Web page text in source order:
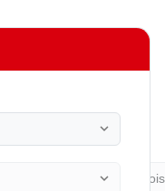
expand_more
expand_more